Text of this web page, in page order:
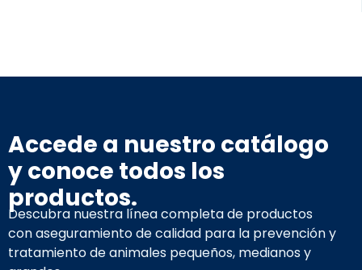
Accede a nuestro catálogo
y conoce todos los
productos.
Descubra nuestra línea completa de productos
con aseguramiento de calidad para la prevención y
tratamiento de animales pequeños, medianos y